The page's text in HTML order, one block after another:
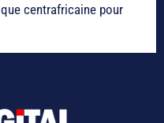
centrafricaine pour